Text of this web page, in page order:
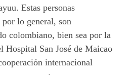
Estas personas
lo general, son
colombiano, bien sea por la
Hospital San José de Maicao
internacional